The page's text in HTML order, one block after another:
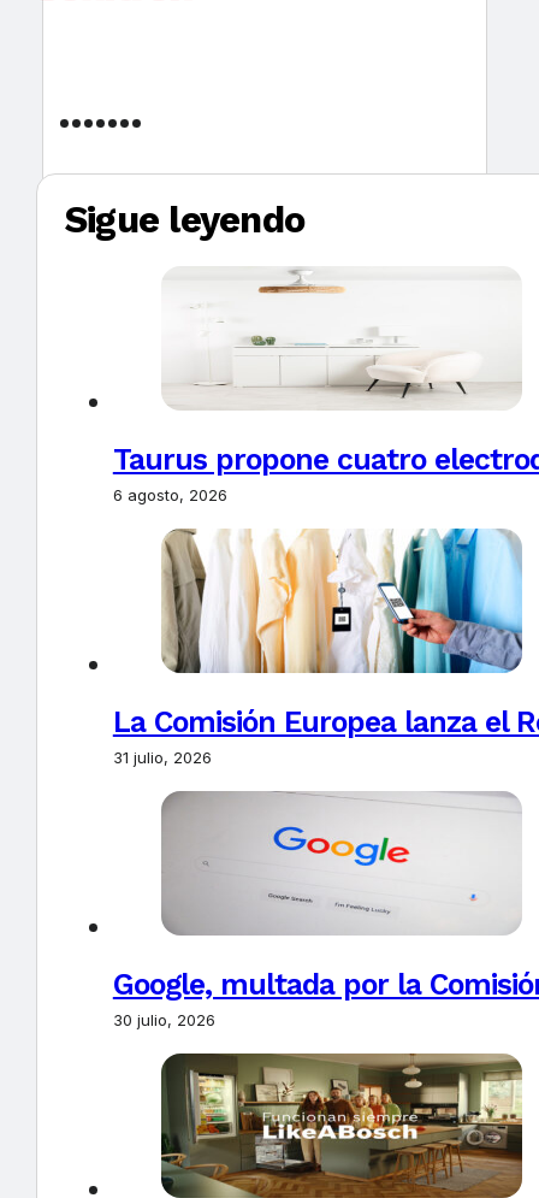
Sigue leyendo
Taurus propone cuatro
6 agosto, 2026
La Comisión Europea lanza el
31 julio, 2026
Google, multada por la
30 julio, 2026